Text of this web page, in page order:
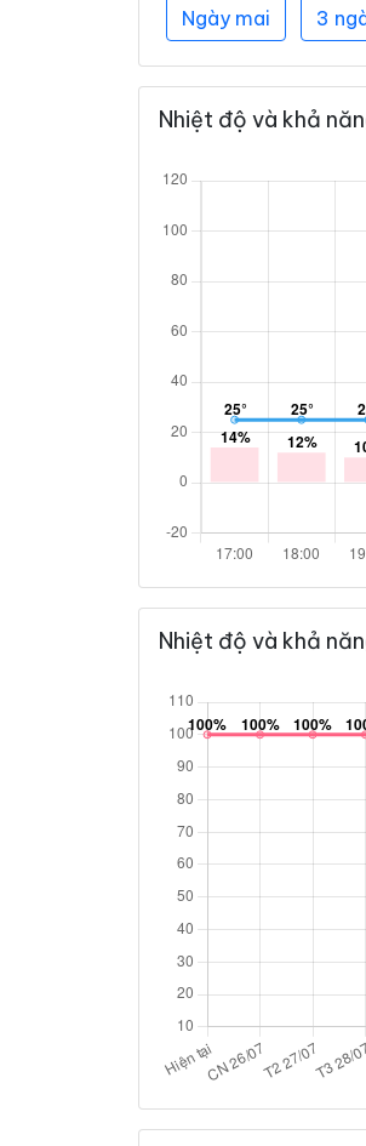
Ngày mai 3
Nhiệt độ và khả
Nhiệt độ và khả